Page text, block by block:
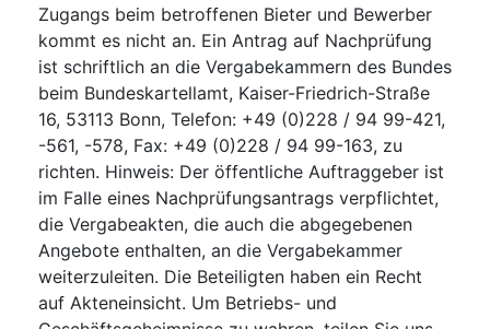
Zugangs beim betroffenen Bieter und Bewerber
kommt es nicht an. Ein Antrag auf Nachprüfung
ist schriftlich an die Vergabekammern des Bundes
beim Bundeskartellamt, Kaiser-Friedrich-Straße
16, 53113 Bonn, Telefon: +49 (0)228 / 94 99-421,
-561, -578, Fax: +49 (0)228 / 94 99-163, zu
richten. Hinweis: Der öffentliche Auftraggeber ist
im Falle eines Nachprüfungsantrags verpflichtet,
die Vergabeakten, die auch die abgegebenen
Angebote enthalten, an die Vergabekammer
weiterzuleiten. Die Beteiligten haben ein Recht
auf Akteneinsicht. Um Betriebs- und